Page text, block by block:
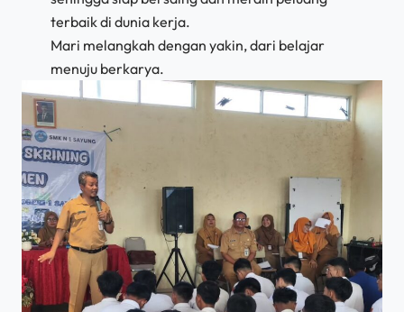
terbaik di dunia kerja.
Mari melangkah dengan yakin, dari belajar
menuju berkarya.